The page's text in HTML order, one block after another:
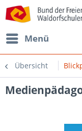
Menü
Übersicht